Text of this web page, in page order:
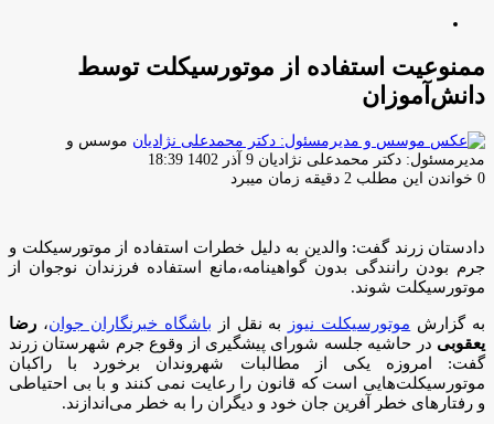
ممنوعیت استفاده از موتورسیکلت توسط
دانش‌آموزان
موسس و
مدیرمسئول: دکتر محمدعلی نژادیان ارسال
ایمیل
9 آذر 1402 18:39
0 خواندن این مطلب 2 دقیقه زمان میبرد
دادستان زرند گفت: والدین به دلیل خطرات استفاده از موتورسیکلت و
جرم بودن رانندگی بدون گواهینامه،مانع استفاده فرزندان نوجوان از
موتورسیکلت شوند.
به گزارش موتورسیکلت نیوز به نقل از باشگاه خبرنگاران جوان، رضا
یعقوبی در حاشیه جلسه شورای پیشگیری از وقوع جرم شهرستان زرند
گفت: امروزه یکی از مطالبات شهروندان برخورد با راکبان
موتورسیکلت‌هایی است که قانون را رعایت نمی کنند و با بی احتیاطی
و رفتار‌های خطر آفرین جان خود و دیگران را به خطر می‌اندازند.